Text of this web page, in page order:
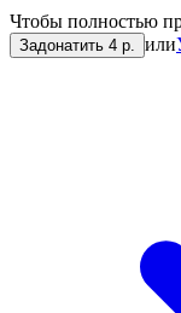
Чтобы полностью
Задонатить 4 р. или